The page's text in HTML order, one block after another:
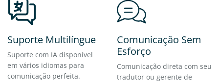
Suporte Multilíngue
Suporte com IA disponível
em vários idiomas para
comunicação perfeita.
Comunicação Sem
Esforço
Comunicação direta com seu
tradutor ou gerente de